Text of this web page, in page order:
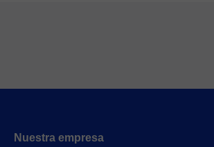
Nuestra empresa